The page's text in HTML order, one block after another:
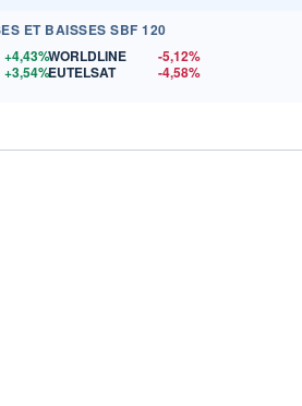
ET BAISSES SBF 120
+4,43%
+3,54%
WORLDLINE
-5,12%
EUTELSAT
-4,58%